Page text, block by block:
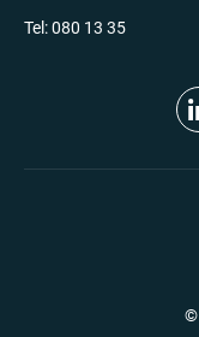
Tel:080 13 35
©